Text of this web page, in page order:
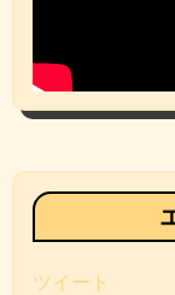
ツイート